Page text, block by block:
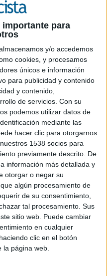
para
y/o accedemos
cookies, y procesamos
únicos e información
para publicidad y contenido
y contenido,
de servicios. Con su
podemos utilizar datos de
mediante las
hacer clic para otorgarnos
1538 socios para
previamente descrito. De
información más detallada y
otorgar o negar su
algún procesamiento de
de su consentimiento,
tal procesamiento. Sus
sitio web. Puede cambiar
en cualquier
clic en el botón
página web.
'The Curve', un sitio interactivo
casos relevantes sobre toma de
pdf o para Ipad, permite que los
fomentar el trabajo en equipo en
ver cada artículo con enlaces a
los uaurios tomen ideas de cómo